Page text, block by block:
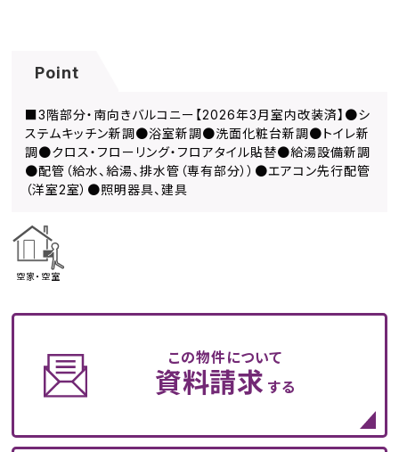
Point
■3階部分・南向きバルコニー【2026年3月室内改装済】●シ
ステムキッチン新調●浴室新調●洗面化粧台新調●トイレ新
調●クロス・フローリング・フロアタイル貼替●給湯設備新調
●配管（給水、給湯、排水管（専有部分））●エアコン先行配管
（洋室2室）●照明器具、建具
空家・空室
この物件について
資料請求 する